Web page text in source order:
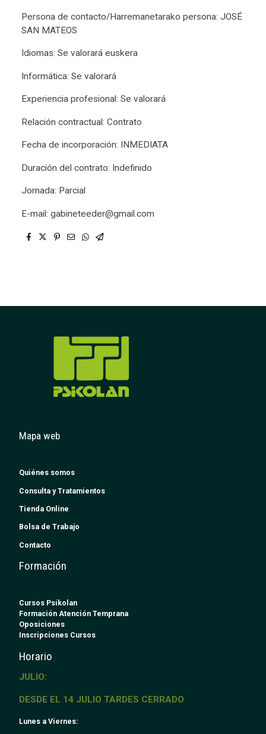
Persona de contacto/Harremanetarako persona: JOSÉ
SAN MATEOS
Idiomas: Se valorará euskera
Informática: Se valorará
Experiencia profesional: Se valorará
Relación contractual: Contrato
Fecha de incorporación: INMEDIATA
Duración del contrato: Indefinido
Jornada: Parcial
E-mail: gabineteeder@gmail.com
Mapa web
Quiénes somos
Consulta y Tratamientos
Tienda Online
Bolsa de Trabajo
Contacto
Formación
Cursos Psikolan
Formación Atención Temprana
Oposiciones
Inscripciones Cursos
Horario
JULIO:
DESDE EL 14 JULIO TARDES CERRADO
Lunes a Viernes: